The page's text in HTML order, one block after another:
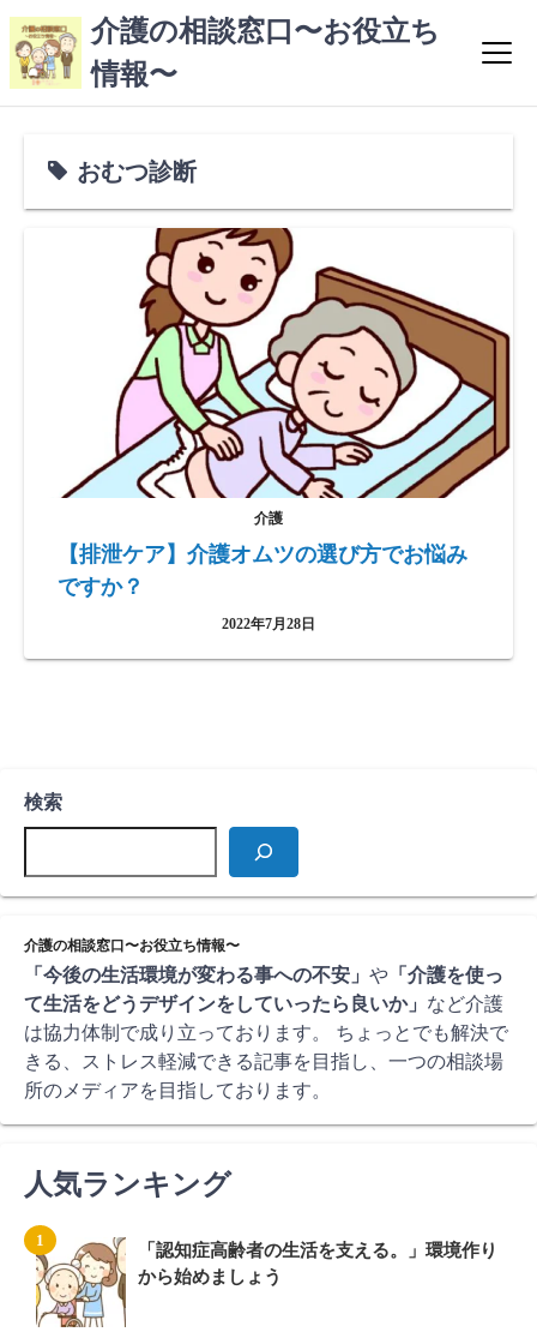
コ
ン
介護の相談窓口〜お役立ち
情報〜
おむつ診断
介護
【排泄ケア】介護オムツの選び方でお悩み
ですか？
2022年7月28日
検索
介護の相談窓口〜お役立ち情報〜
「今後の生活環境が変わる事への不安」 や 「介護を使っ
て生活をどうデザインをしていったら良いか」 など介護
は協力体制で成り立っております。 ちょっとでも解決で
きる、ストレス軽減できる記事を目指し、一つの相談場
所のメディアを目指しております。
人気ランキング
「認知症高齢者の生活を支える。」環境作り
から始めましょう